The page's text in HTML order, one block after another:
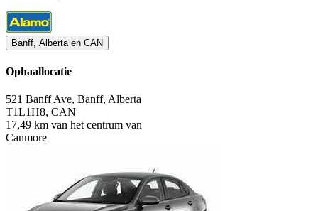
Banff, Alberta en CAN
Ophaallocatie
521 Banff Ave, Banff, Alberta
T1L1H8, CAN
17,49 km van het centrum van
Canmore